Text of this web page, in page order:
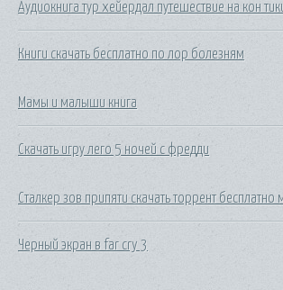
Аудиокнига тур хейердал путешествие на кон
Книги скачать бесплатно по лор болезням
Мамы и малыши книга
Скачать игру лего 5 ночей с фредди
Сталкер зов припяти скачать торрент бесплатно
Черный экран в far cry 3